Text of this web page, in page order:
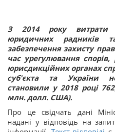
З 2014 року витрати
юридичних радників
забезпечення захисту
час урегулювання
юрисдикційних органах
суб'єкта та України
становили у 2018 році
млн. долл. США).
Про це свідчать дані
надані у відповідь на